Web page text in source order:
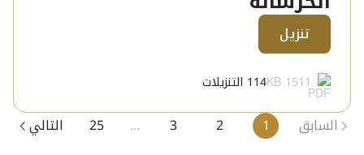
تنزيل
1511 KB
114 التنزيلات
السابق 1
2
3
...
25 التالي